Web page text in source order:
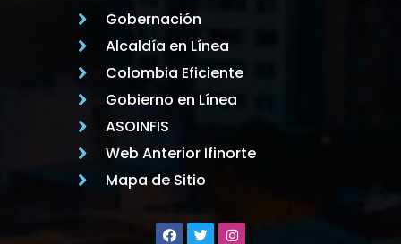
Gobernación
Alcaldía en Línea
Colombia Eficiente
Gobierno en Línea
ASOINFIS
Web Anterior Ifinorte
Mapa de Sitio